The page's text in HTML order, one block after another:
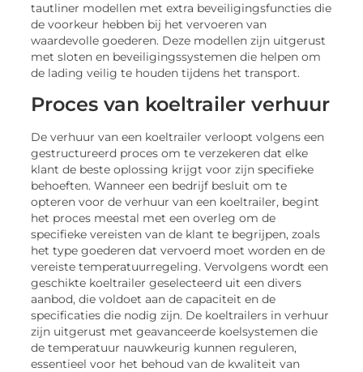
tautliner modellen met extra beveiligingsfuncties die
de voorkeur hebben bij het vervoeren van
waardevolle goederen. Deze modellen zijn uitgerust
met sloten en beveiligingssystemen die helpen om
de lading veilig te houden tijdens het transport.
Proces van koeltrailer verhuur
De verhuur van een koeltrailer verloopt volgens een
gestructureerd proces om te verzekeren dat elke
klant de beste oplossing krijgt voor zijn specifieke
behoeften. Wanneer een bedrijf besluit om te
opteren voor de verhuur van een koeltrailer, begint
het proces meestal met een overleg om de
specifieke vereisten van de klant te begrijpen, zoals
het type goederen dat vervoerd moet worden en de
vereiste temperatuurregeling. Vervolgens wordt een
geschikte koeltrailer geselecteerd uit een divers
aanbod, die voldoet aan de capaciteit en de
specificaties die nodig zijn. De koeltrailers in verhuur
zijn uitgerust met geavanceerde koelsystemen die
de temperatuur nauwkeurig kunnen reguleren,
essentieel voor het behoud van de kwaliteit van